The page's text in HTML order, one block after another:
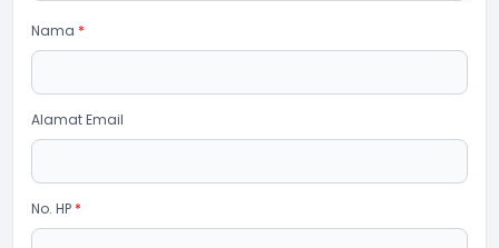
Nama *
Alamat Email
No. HP *